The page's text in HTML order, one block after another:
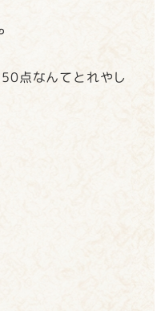
点なんてとれやし